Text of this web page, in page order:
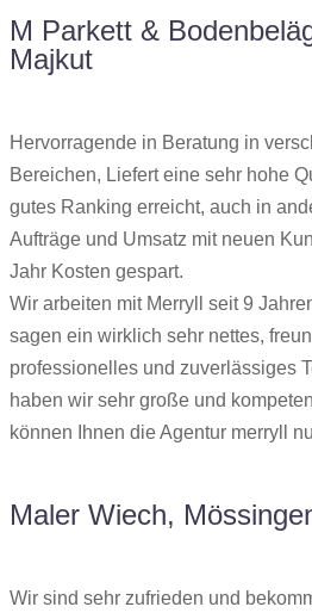
M Parkett &
Majkut
Hervorragende in Beratung in
Bereichen, Liefert eine sehr hohe
gutes Ranking erreicht, auch in
Aufträge und Umsatz mit neuen
Jahr Kosten gespart.
Wir arbeiten mit Merryll seit 9
sagen ein wirklich sehr nettes,
professionelles und zuverlässiges
haben wir sehr große und
können Ihnen die Agentur merryll
Maler Wiech,
Wir sind sehr zufrieden und